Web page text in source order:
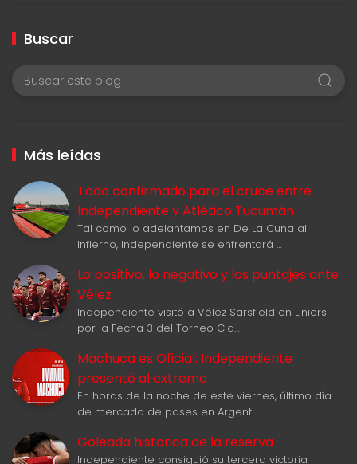
Buscar
Más leídas
Todo confirmado para el cruce entre
Independiente y Atlético Tucumán
Tal como lo adelantamos en De La Cuna al
Infierno, Independiente se enfrentará …
Lo positivo, lo negativo y los puntajes ante
Vélez
Independiente visitó a Vélez Sarsfield en Liniers
por la Fecha 3 del Torneo Cla…
Machuca es Oficial: Independiente
presentó al extremo
En horas de la noche de este viernes, último día
de mercado de pases en Argenti…
Goleada historica de la reserva
Independiente consiguió su tercera victoria